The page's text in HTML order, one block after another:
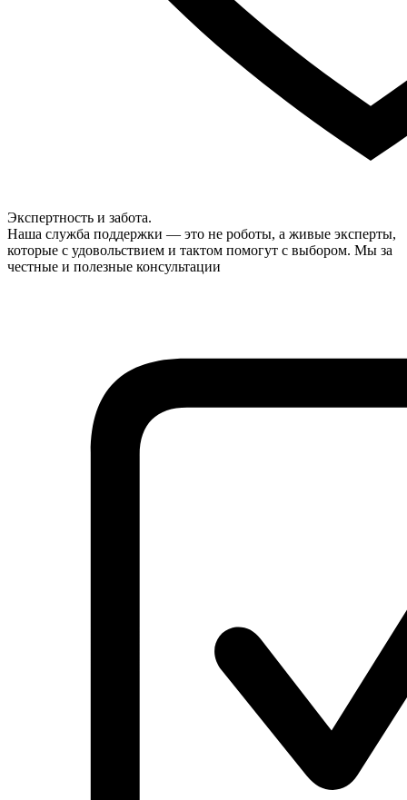
Экспертность и забота.
Наша служба поддержки — это не роботы, а живые эксперты,
которые с удовольствием и тактом помогут с выбором. Мы за
честные и полезные консультации